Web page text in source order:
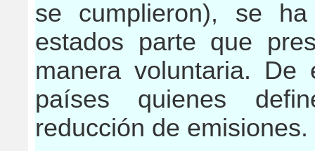
se cumplieron), se
estados parte que
manera voluntaria.
países quienes
reducción de emisiones.